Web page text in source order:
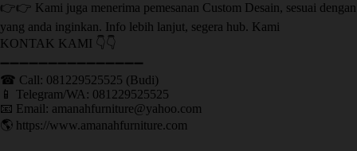
👉👉 Kami juga menerima pemesanan Custom Desain, sesuai dengan
yang anda inginkan. Info lebih lanjut, segera hub. Kami
KONTAK KAMI 👇👇
➖➖➖➖➖➖➖➖➖➖➖➖➖➖➖ ㅤ
☎ Call: 081229525525 (Budi)
📱 Telegram/WA: 081229525525
📧 Email: amanahfurniture@yahoo.com
🌎 https://www.amanahfurniture.com